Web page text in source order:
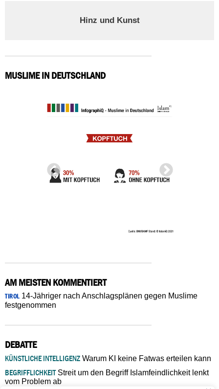
Hinz und Kunst
MUSLIME IN DEUTSCHLAND
AM MEISTEN KOMMENTIERT
TIROL14-Jähriger nach Anschlagsplänen gegen Muslime
festgenommen
DEBATTE
KÜNSTLICHE INTELLIGENZ Warum KI keine Fatwas erteilen kann
BEGRIFFLICHKEITStreit um den Begriff Islamfeindlichkeit lenkt
vom Problem ab